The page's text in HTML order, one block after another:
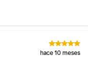
hace 10 meses